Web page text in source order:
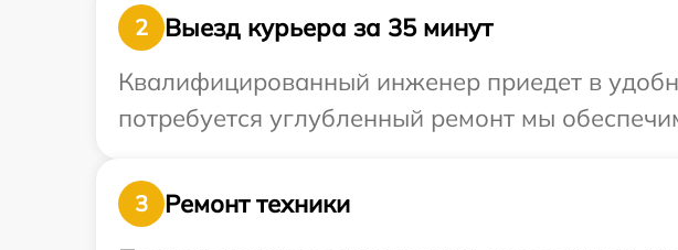
2
Выезд курьера за 35 минут
Квалифицированный инженер приедет в
потребуется углубленный ремонт мы
3
Ремонт техники